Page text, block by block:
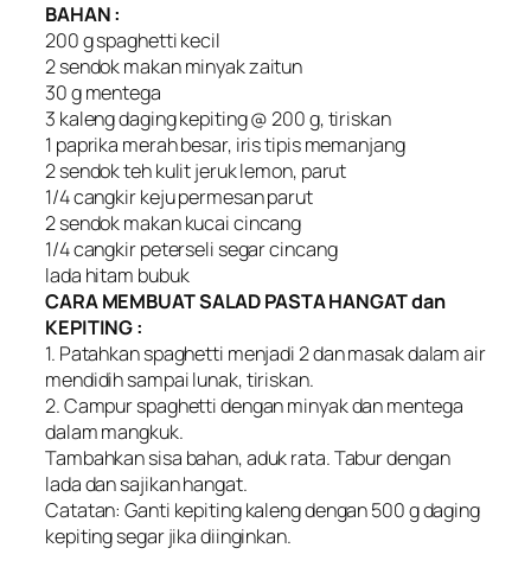
BAHAN :
200 g spaghetti kecil
2 sendok makan minyak zaitun
30 g mentega
3 kaleng daging kepiting @ 200 g, tiriskan
1 paprika merah besar, iris tipis memanjang
2 sendok teh kulit jeruk lemon, parut
1/4 cangkir keju permesan parut
2 sendok makan kucai cincang
1/4 cangkir peterseli segar cincang
lada hitam bubuk
CARA MEMBUAT SALAD PASTA HANGAT dan
KEPITING :
1. Patahkan spaghetti menjadi 2 dan masak dalam air
mendidih sampai lunak, tiriskan.
2. Campur spaghetti dengan minyak dan mentega
dalam mangkuk.
Tambahkan sisa bahan, aduk rata. Tabur dengan
lada dan sajikan hangat.
Catatan: Ganti kepiting kaleng dengan 500 g daging
kepiting segar jika diinginkan.